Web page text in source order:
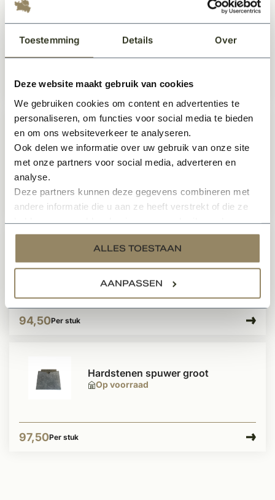
Toestemming Details Over
Deze website maakt gebruik van cookies
We gebruiken cookies om content en advertenties te
personaliseren, om functies voor social media te bieden
en om ons websiteverkeer te analyseren.
Ook delen we informatie over uw gebruik van onze site
met onze partners voor social media, adverteren en
analyse.
Deze partners kunnen deze gegevens combineren met
andere informatie die u aan ze heeft verstrekt of die ze
services.
ALLES TOESTAAN
AANPASSEN
Op voorraad
Betonnen stukadoorsmal
229,95Per stuk
Op voorraad
Flens voor Ossenoog
157,- Per stuk
Op voorraad
94,50Per stuk
Op voorraad
Hardstenen spuwer groot
97,50Per stuk